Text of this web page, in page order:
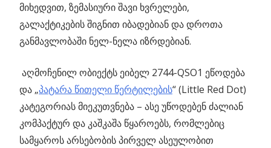
მიხედვით, ზემასიური შავი ხვრელები,
გალაქტიკების შიგნით იბადებიან და დროთა
განმავლობაში ნელ-ნელა იზრდებიან.
აღმოჩენილ ობიექტს ეიბელ 2744-QSO1 ეწოდება
და „პატარა წითელი წერტილების“ (Little Red Dot)
კატეგორიას მიეკუთვნება – ასე უწოდებენ ძალიან
კომპაქტურ და კაშკაშა წყაროებს, რომლებიც
სამყაროს არსებობის პირველ ასეულობით